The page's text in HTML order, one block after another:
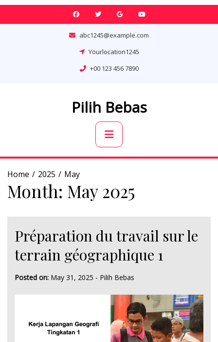
Skip
abc1245@example.com
Yourlocation1245
+00 123 456 7890
Pilih Bebas
Primary
Menu
Home 2025 May
Month: May 2025
Préparation du travail sur le
terrain géographique 1
Posted on: May 31, 2025 - Pilih Bebas